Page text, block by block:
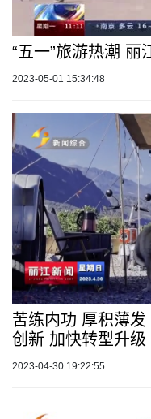
“五一”旅游热潮 丽
2023-05-01 15:34:48
苦练内功 厚积薄
创新 加快转型升级
2023-04-30 19:22:55